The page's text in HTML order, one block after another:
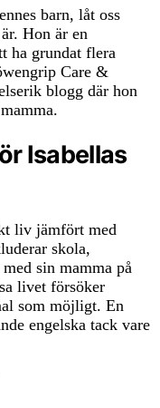
barn, låt oss
Hon är en
ha grundat flera
Care &
blogg där hon
Isabellas
liv jämfört med
skola,
sin mamma på
livet försöker
som möjligt. En
engelska tack vare